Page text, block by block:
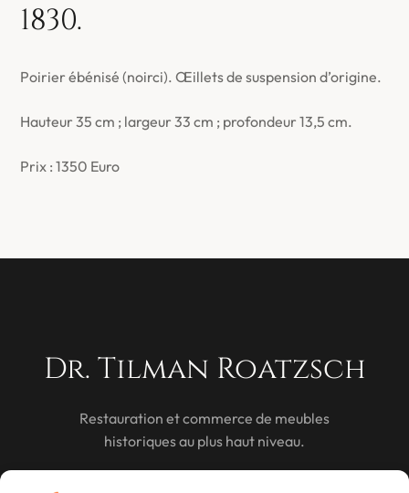
1830.
Poirier ébénisé (noirci). Œillets de suspension d’origine.
Hauteur 35 cm ; largeur 33 cm ; profondeur 13,5 cm.
Prix : 1350 Euro
Dr. Tilman Roatzsch
Restauration et commerce de meubles
historiques au plus haut niveau.